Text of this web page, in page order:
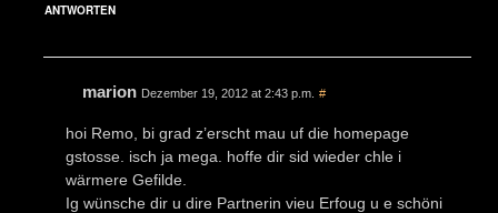
ANTWORTEN
marion Dezember 19, 2012 at 2:43 p.m. #
hoi Remo, bi grad z’erscht mau uf die homepage
gstosse. isch ja mega. hoffe dir sid wieder chle i
wärmere Gefilde.
Ig wünsche dir u dire Partnerin vieu Erfoug u e schöni